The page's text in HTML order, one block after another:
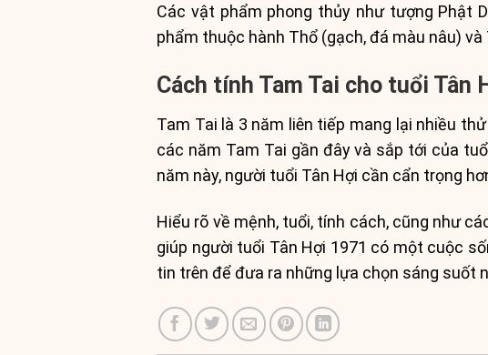
Các vật phẩm phong thủy như tượng Phật
phẩm thuộc hành Thổ (gạch, đá màu nâu)
Cách tính Tam Tai cho tuổi Tân
Tam Tai là 3 năm liên tiếp mang lại nhiều
các năm Tam Tai gần đây và sắp tới của
năm này, người tuổi Tân Hợi cần cẩn trọng
Hiểu rõ về mệnh, tuổi, tính cách, cũng như
giúp người tuổi Tân Hợi 1971 có một cuộc
tin trên để đưa ra những lựa chọn sáng suốt